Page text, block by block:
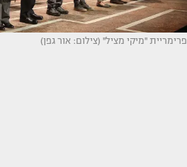
פרימריית ''מיקי מציל'' (צילום: אור גפן)